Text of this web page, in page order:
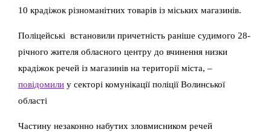
10 крадіжок різноманітних товарів із міських магазинів.
Поліцейські встановили причетність раніше судимого 28-
річного жителя обласного центру до вчинення низки
крадіжок речей із магазинів на території міста, –
повідомили у секторі комунікації поліції Волинської
області
Частину незаконно набутих зловмисником речей